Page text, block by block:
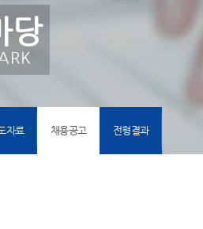
당
자료 채용공고 전형결과